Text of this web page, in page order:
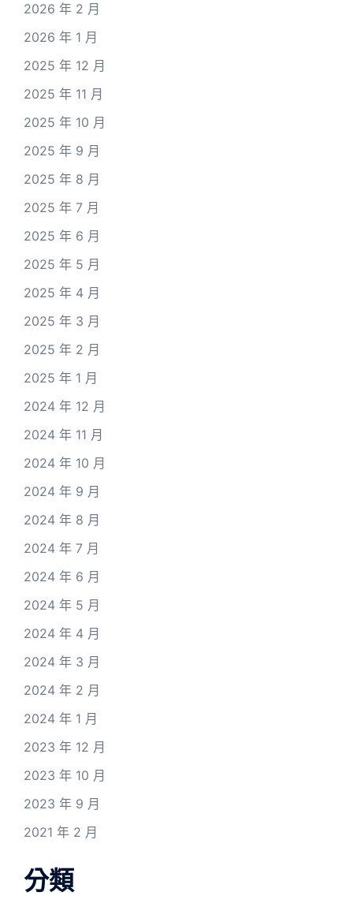
2026 年 2 月
2026 年 1 月
2025 年 12 月
2025 年 11 月
2025 年 10 月
2025 年 9 月
2025 年 8 月
2025 年 7 月
2025 年 6 月
2025 年 5 月
2025 年 4 月
2025 年 3 月
2025 年 2 月
2025 年 1 月
2024 年 12 月
2024 年 11 月
2024 年 10 月
2024 年 9 月
2024 年 8 月
2024 年 7 月
2024 年 6 月
2024 年 5 月
2024 年 4 月
2024 年 3 月
2024 年 2 月
2024 年 1 月
2023 年 12 月
2023 年 10 月
2023 年 9 月
2021 年 2 月
分類